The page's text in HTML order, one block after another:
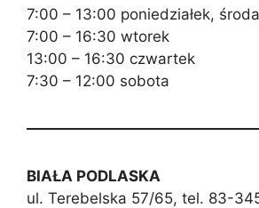
7:00 – 13:00 poniedziałek,
7:00 – 16:30 wtorek
13:00 – 16:30 czwartek
7:30 – 12:00 sobota
BIAŁA PODLASKA
ul. Terebelska 57/65, tel. 83-